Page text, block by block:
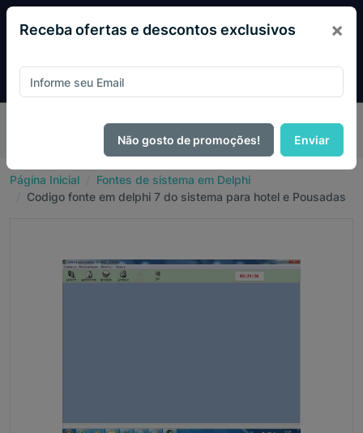
PIX e ganhe 14% OFF em todo o site no mês
de Agosto.
Página Inicial
Fontes de sistema em Delphi
Codigo fonte em delphi 7 do sistema para hotel e Pousadas
Receba ofertas e descontos exclusivos ×
Não gosto de promoções! Enviar